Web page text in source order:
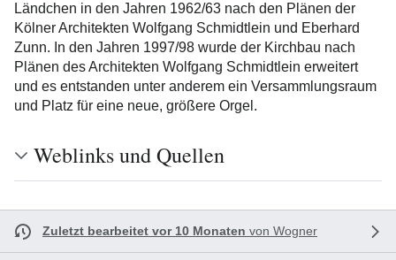
Ländchen in den Jahren 1962/63 nach den Plänen der
Kölner Architekten Wolfgang Schmidtlein und Eberhard
Zunn. In den Jahren 1997/98 wurde der Kirchbau nach
Plänen des Architekten Wolfgang Schmidtlein erweitert
und es entstanden unter anderem ein Versammlungsraum
und Platz für eine neue, größere Orgel.
Weblinks und Quellen
Zuletzt bearbeitet vor 10 Monaten von Wogner